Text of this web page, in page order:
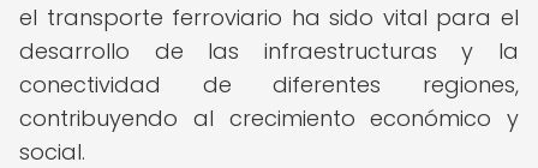
el transporte ferroviario ha sido vital para el
desarrollo de las infraestructuras y la
conectividad de diferentes regiones,
contribuyendo al crecimiento económico y
social.